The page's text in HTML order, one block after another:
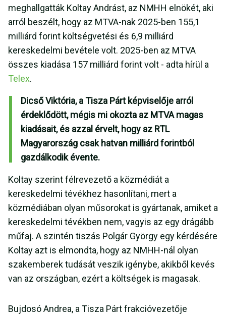
meghallgatták Koltay Andrást, az NMHH elnökét, aki
arról beszélt, hogy az MTVA-nak 2025-ben 155,1
milliárd forint költségvetési és 6,9 milliárd
kereskedelmi bevétele volt. 2025-ben az MTVA
összes kiadása 157 milliárd forint volt - adta hírül a
Telex.
Dicső Viktória, a Tisza Párt képviselője arról
érdeklődött, mégis mi okozta az MTVA magas
kiadásait, és azzal érvelt, hogy az RTL
Magyarország csak hatvan milliárd forintból
gazdálkodik évente.
Koltay szerint félrevezető a közmédiát a
kereskedelmi tévékhez hasonlítani, mert a
közmédiában olyan műsorokat is gyártanak, amiket a
kereskedelmi tévékben nem, vagyis az egy drágább
műfaj. A szintén tiszás Polgár György egy kérdésére
Koltay azt is elmondta, hogy az NMHH-nál olyan
szakemberek tudását veszik igénybe, akikből kevés
van az országban, ezért a költségek is magasak.
Bujdosó Andrea, a Tisza Párt frakcióvezetője